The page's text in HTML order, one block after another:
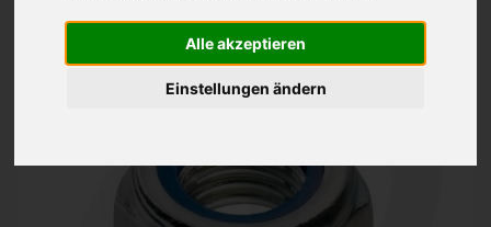
Alle akzeptieren
Einstellungen ändern